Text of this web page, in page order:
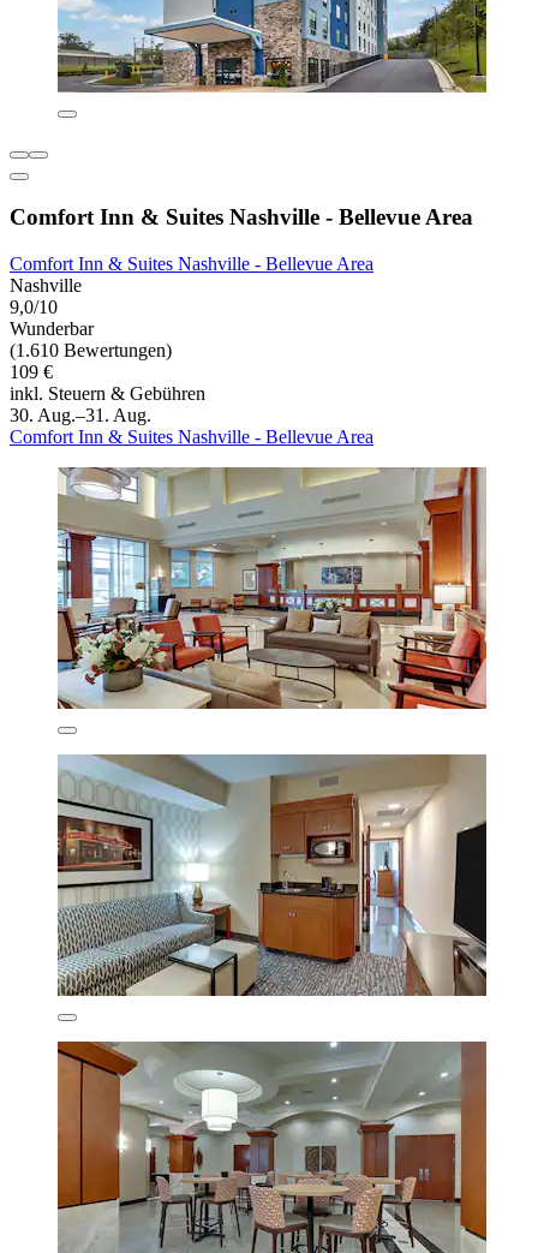
Comfort Inn & Suites Nashville - Bellevue Area
Comfort Inn & Suites Nashville - Bellevue Area
Nashville
9,0/10
Wunderbar
(1.610 Bewertungen)
109 €
inkl. Steuern & Gebühren
30. Aug.–31. Aug.
Comfort Inn & Suites Nashville - Bellevue Area